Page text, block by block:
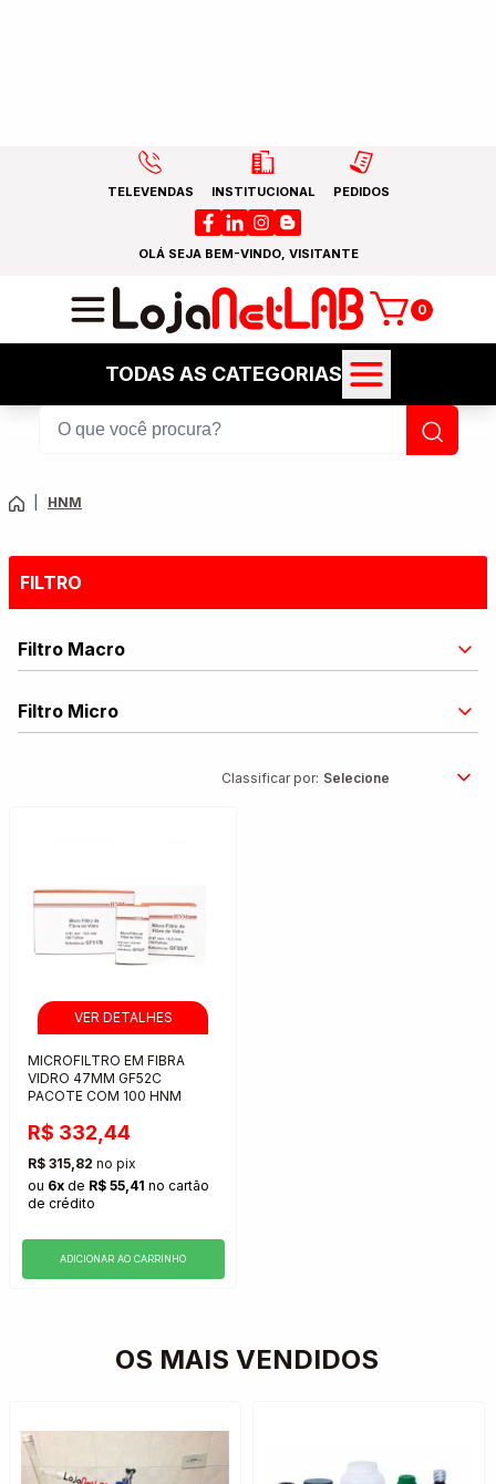
TELEVENDAS INSTITUCIONAL PEDIDOS
OLÁ SEJA BEM-VINDO, VISITANTE
0
TODAS AS CATEGORIAS
HNM
FILTRO
Filtro Macro
Filtro Micro
Classificar por:
MICROFILTRO EM FIBRA
VIDRO 47MM GF52C
PACOTE COM 100 HNM
R$ 332,44
R$ 315,82 no pix
ou 6x de R$ 55,41 no cartão
de crédito
ADICIONAR AO CARRINHO
OS MAIS VENDIDOS